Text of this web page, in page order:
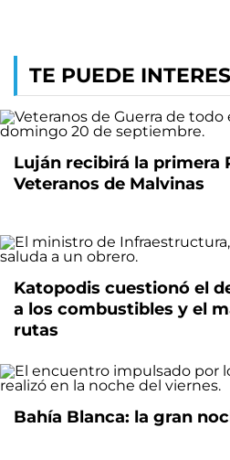
TE PUEDE
Luján recibirá la primera
Veteranos de Malvinas
Katopodis cuestionó el
a los combustibles y el
rutas
Bahía Blanca: la gran